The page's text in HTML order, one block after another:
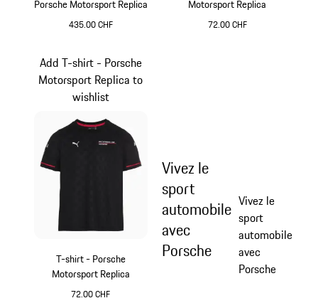
Porsche Motorsport Replica
435.00 CHF
Motorsport Replica
72.00 CHF
T-shirt - Porsche
Motorsport Replica
72.00 CHF
Add T-shirt - Porsche
Motorsport Replica to
wishlist
Vivez le
sport
automobile
avec
Porsche
Vivez le
sport
automobile
avec
Porsche